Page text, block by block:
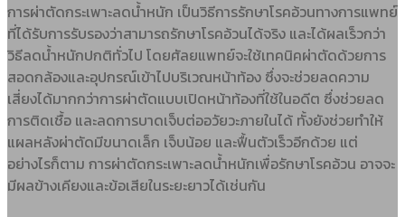
การผ่าตัดกระเพาะลดน้ำหนัก เป็นวิธีการรักษาโรคอ้วนทางการแพทย์
ที่ได้รับการรับรองว่าสามารถรักษาโรคอ้วนได้จริง และได้ผลเร็วกว่า
วิธีลดน้ำหนักปกติทั่วไป โดยศัลยแพทย์จะใช้เทคนิคผ่าตัดด้วยการ
สอดกล้องและอุปกรณ์เข้าไปบริเวณหน้าท้อง ซึ่งจะช่วยลดความ
เสี่ยงได้มากกว่าการผ่าตัดแบบเปิดหน้าท้องที่ใช้ในอดีต ซึ่งช่วยลด
การติดเชื้อ และลดการบาดเจ็บต่ออวัยวะภายในได้ ทั้งยังช่วยทำให้
แผลหลังผ่าตัดมีขนาดเล็ก เจ็บน้อย และฟื้นตัวเร็วอีกด้วย แต่
อย่างไรก็ตาม การผ่าตัดกระเพาะลดน้ำหนักเพื่อรักษาโรคอ้วน อาจจะ
มีผลข้างเคียงและข้อเสียในระยะยาวได้เช่นกัน